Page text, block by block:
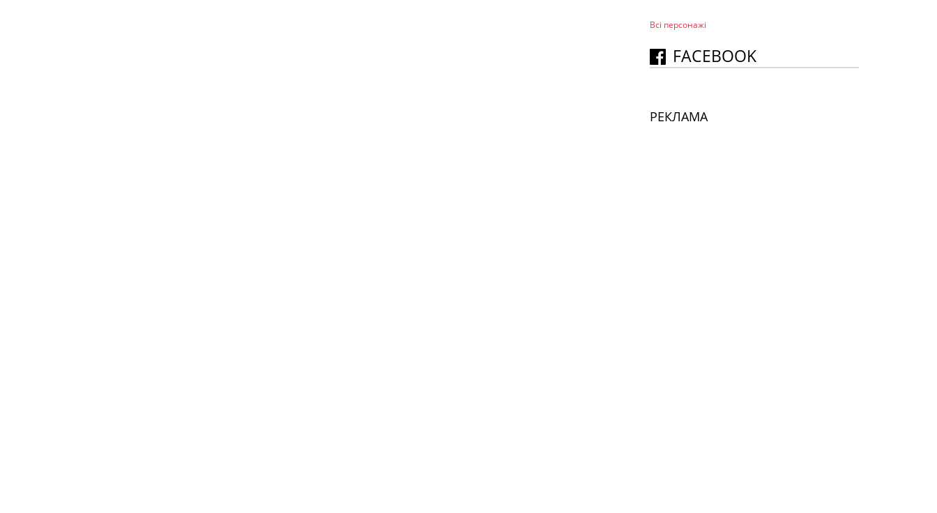
Всі персонажi
FACEBOOK
РЕКЛАМА